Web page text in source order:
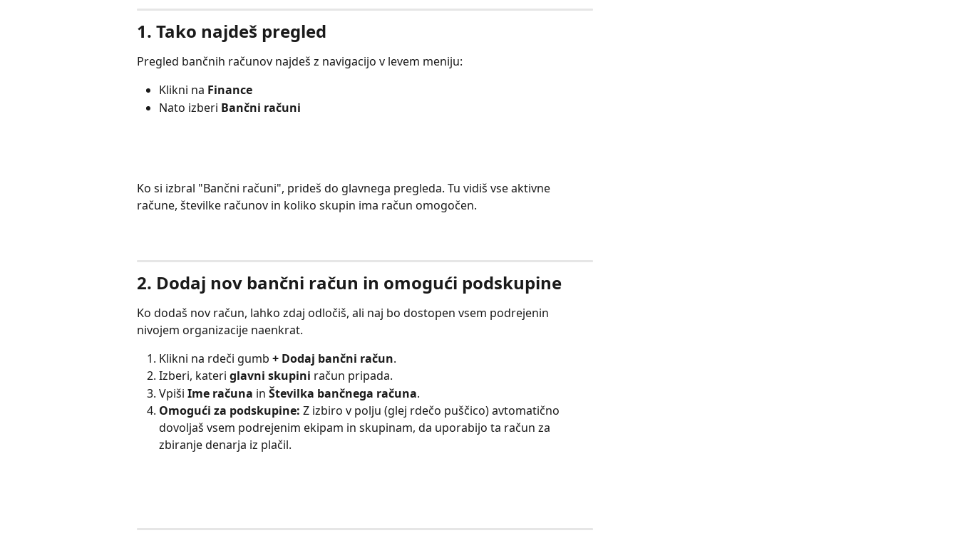
1. Tako najdeš pregled
Pregled bančnih računov najdeš z navigacijo v levem meniju:
Klikni na Finance
Nato izberi Bančni računi
Ko si izbral "Bančni računi", prideš do glavnega pregleda. Tu vidiš vse aktivne
račune, številke računov in koliko skupin ima račun omogočen.
2. Dodaj nov bančni račun in omogući podskupine
Ko dodaš nov račun, lahko zdaj odločiš, ali naj bo dostopen vsem podrejenin
nivojem organizacije naenkrat.
Klikni na rdeči gumb + Dodaj bančni račun.
Izberi, kateri glavni skupini račun pripada.
Vpiši Ime računa in Številka bančnega računa.
Omogući za podskupine: Z izbiro v polju (glej rdečo puščico) avtomatično
dovoljaš vsem podrejenim ekipam in skupinam, da uporabijo ta račun za
zbiranje denarja iz plačil.